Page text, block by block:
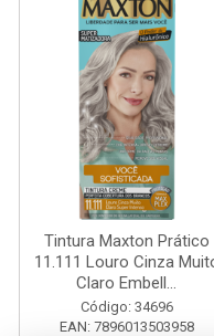
Tintura Maxton Prático
11.111 Louro Cinza
Claro Embell...
Código: 34696
EAN: 7896013503958